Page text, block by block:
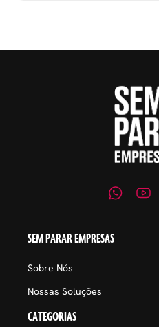
SEM PARAR EMPRESAS
Sobre Nós
Nossas Soluções
CATEGORIAS